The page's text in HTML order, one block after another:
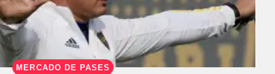
MERCADO DE PASES